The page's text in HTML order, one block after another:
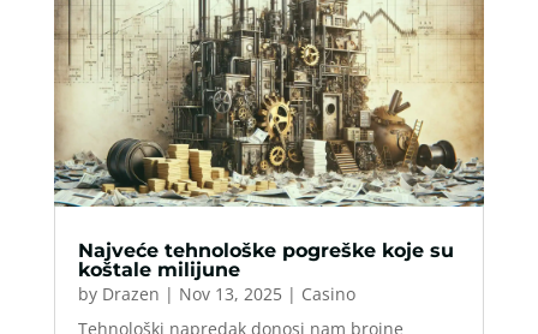
Najveće tehnološke pogreške koje su
koštale milijune
by Drazen | Nov 13, 2025| Casino
Tehnološki napredak donosi nam brojne